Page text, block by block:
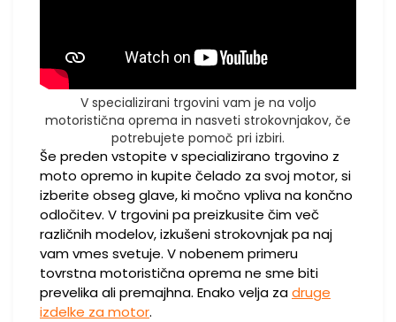
V specializirani trgovini vam je na voljo
motoristična oprema in nasveti strokovnjakov, če
potrebujete pomoč pri izbiri.
Še preden vstopite v specializirano trgovino z
moto opremo in kupite čelado za svoj motor, si
izberite obseg glave, ki močno vpliva na končno
odločitev. V trgovini pa preizkusite čim več
različnih modelov, izkušeni strokovnjak pa naj
vam vmes svetuje. V nobenem primeru
tovrstna motoristična oprema ne sme biti
prevelika ali premajhna. Enako velja zadruge
izdelke za motor.